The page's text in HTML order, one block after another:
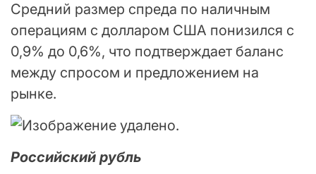
Средний размер спреда по наличным
операциям с долларом США понизился с
0,9% до 0,6%, что подтверждает баланс
между спросом и предложением на
рынке.
Российский рубль